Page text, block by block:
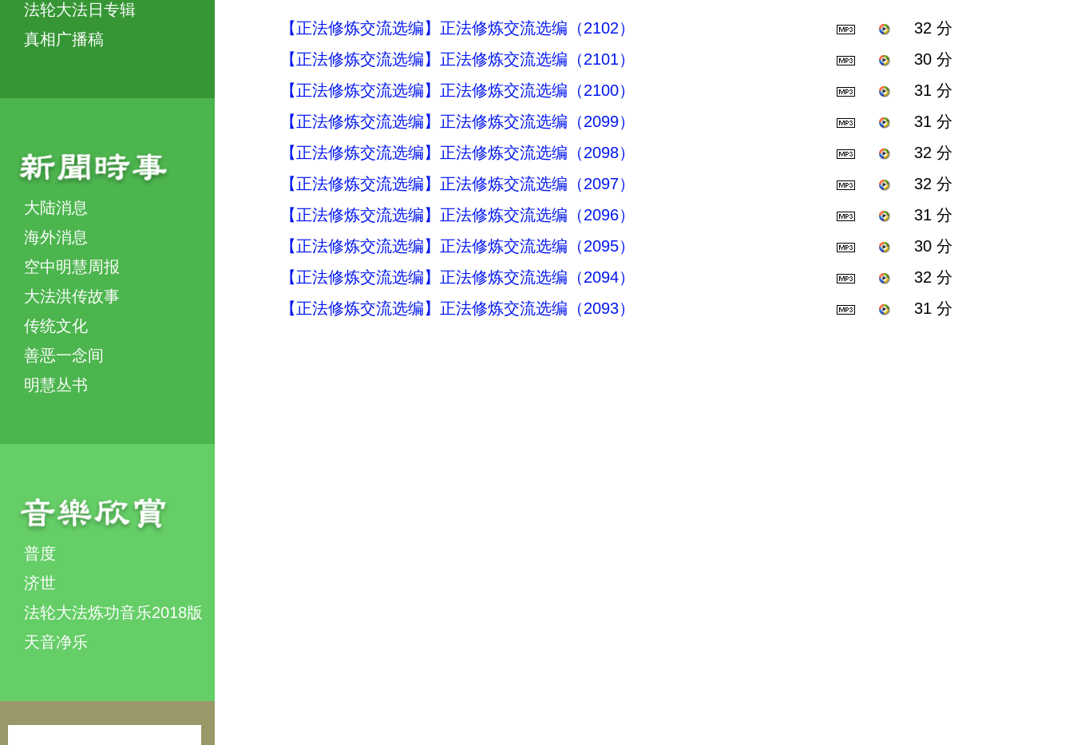
法轮大法日专辑
真相广播稿
大陆消息
海外消息
空中明慧周报
大法洪传故事
传统文化
善恶一念间
明慧丛书
普度
济世
法轮大法炼功音乐2018版
天音净乐
【正法修炼交流选编】正法修炼交流选编（2102）
32 分
【正法修炼交流选编】正法修炼交流选编（2101）
30 分
【正法修炼交流选编】正法修炼交流选编（2100）
31 分
【正法修炼交流选编】正法修炼交流选编（2099）
31 分
【正法修炼交流选编】正法修炼交流选编（2098）
32 分
【正法修炼交流选编】正法修炼交流选编（2097）
32 分
【正法修炼交流选编】正法修炼交流选编（2096）
31 分
【正法修炼交流选编】正法修炼交流选编（2095）
30 分
【正法修炼交流选编】正法修炼交流选编（2094）
32 分
【正法修炼交流选编】正法修炼交流选编（2093）
31 分